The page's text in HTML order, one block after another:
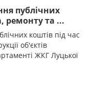
публічних
ремонту та ...
коштів під час
об'єктів
ЖКГ Луцької